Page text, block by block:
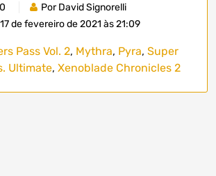
0
Por David Signorelli
17 de fevereiro de 2021 às 21:09
Pass Vol. 2, Mythra, Pyra, Super
Ultimate, Xenoblade Chronicles 2